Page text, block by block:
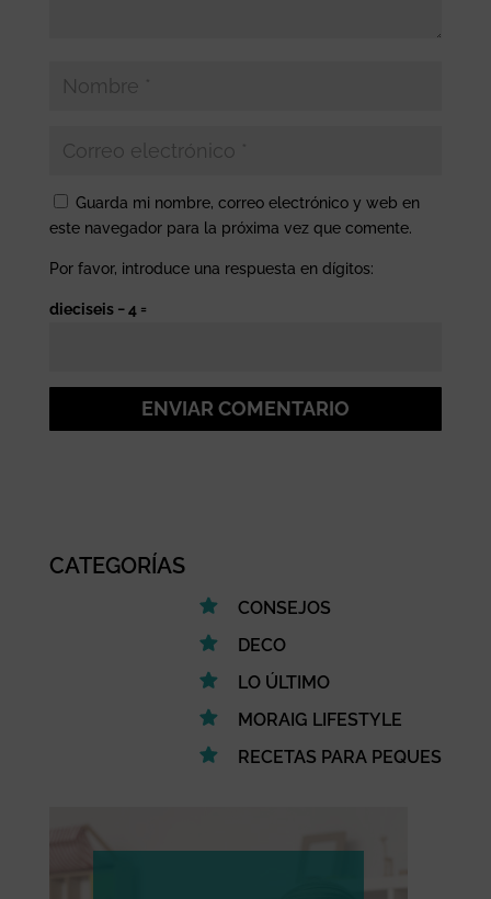
Guarda mi nombre, correo electrónico y web en
este navegador para la próxima vez que comente.
Por favor, introduce una respuesta en dígitos:
dieciseis − 4 =
ENVIAR COMENTARIO
CATEGORÍAS
CONSEJOS
DECO
LO ÚLTIMO
MORAIG LIFESTYLE
RECETAS PARA PEQUES